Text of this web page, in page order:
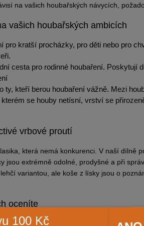
na vašich houbařských návycích,
vašich houbařských ambicích
pro kratší procházky, pro děti nebo pro
cesta pro rodinné houbaření. Poskytují
ty, kteří berou houbaření vážně. Mezi
kterém se houby netísní, vrství se
vrbové proutí
která nemá konkurenci. V naší dílně
jsou extrémně odolné, prodyšné a při
variantou, ale koše z lísky jsou o
oceníte
Základ každého dobrého koše. Musí
100 Kč